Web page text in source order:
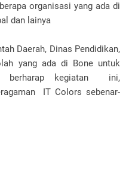
organisasi yang ada di
dan lainya
Daerah, Dinas Pendidikan,
yang ada di Bone untuk
berharap kegiatan ini,
IT Colors sebenar-